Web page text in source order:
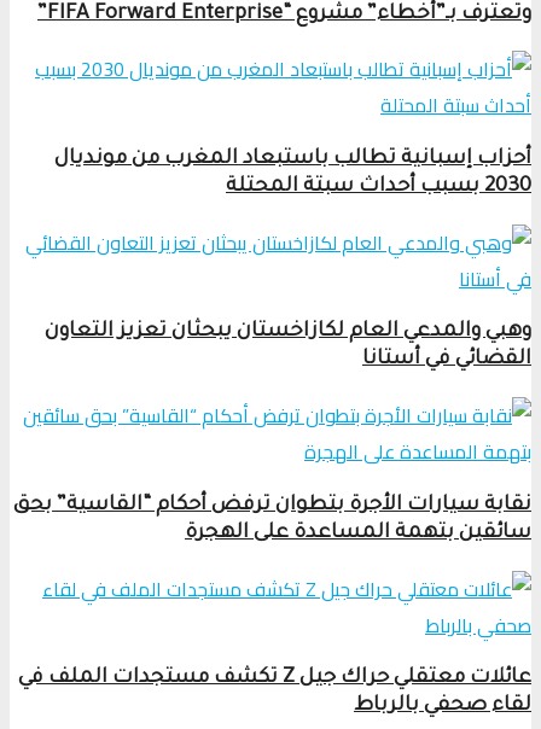
وتعترف بـ”أخطاء” مشروع “FIFA Forward Enterprise”
أحزاب إسبانية تطالب باستبعاد المغرب من مونديال
2030 بسبب أحداث سبتة المحتلة
وهبي والمدعي العام لكازاخستان يبحثان تعزيز التعاون
القضائي في أستانا
نقابة سيارات الأجرة بتطوان ترفض أحكام “القاسية” بحق
سائقين بتهمة المساعدة على الهجرة
عائلات معتقلي حراك جيل Z تكشف مستجدات الملف في
لقاء صحفي بالرباط